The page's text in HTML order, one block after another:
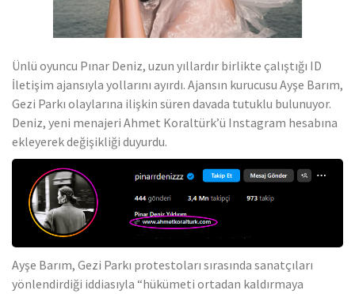
Ünlü oyuncu Pınar Deniz, uzun yıllardır birlikte çalıştığı ID
İletişim ajansıyla yollarını ayırdı. Ajansın kurucusu Ayşe Barım,
Gezi Parkı olaylarına ilişkin süren davada tutuklu bulunuyor.
Deniz, yeni menajeri Ahmet Koraltürk’ü Instagram hesabına
ekleyerek değişikliği duyurdu.
Ayşe Barım, Gezi Parkı protestoları sırasında sanatçıları
yönlendirdiği iddiasıyla “hükümeti ortadan kaldırmaya